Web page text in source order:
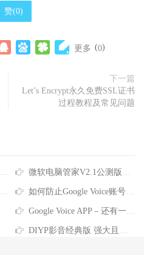
赞(0)
更多 (0)
下一篇
Let’s Encrypt永久免费SSL证书
过程教程及常见问题
微软电脑管家V2.1公测版正式发布分享
如何防止Google Voice账号被回收？看这里~
Google Voice APP – 还有一件事… 拨打电话前请验证您自己的电话号码 拨号要关联号码？这是没设置对哦
DIYP影音经典版 强大且良心的盒子直播